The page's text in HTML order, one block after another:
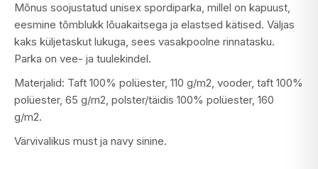
Mõnus soojustatud unisex spordiparka, millel on kapuust,
eesmine tõmblukk lõuakaitsega ja elastsed kätised. Väljas
kaks küljetaskut lukuga, sees vasakpoolne rinnatasku.
Parka on vee- ja tuulekindel.
Materjalid: Taft 100% polüester, 110 g/m2, vooder, taft 100%
polüester, 65 g/m2, polster/täidis 100% polüester, 160
g/m2.
Värvivalikus must ja navy sinine.